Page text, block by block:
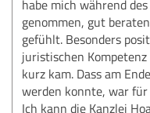
habe mich während
genommen, gut
gefühlt. Besonders
juristischen
kurz kam. Dass am
werden konnte, war
Ich kann die Kanzlei